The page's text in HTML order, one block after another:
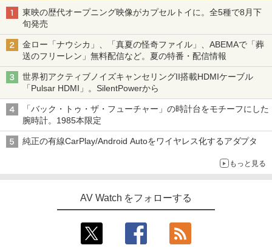
東映の歴代オープニング映像がカプセルトイに。全5種で8月下
旬発売
金ロー「ナウシカ」、「真夏の怪奇ファイル」、ABEMAで「葬
送のフリーレン」無料配信など。夏の特番・配信情報
世界初アクティブノイズキャンセリングII搭載HDMIケーブル
「Pulsar HDMI」。SilentPowerから
「バック・トゥ・ザ・フューチャー」の時計台をモチーフにした
腕時計。1985本限定
純正の有線CarPlay/Android Autoをワイヤレス化するアダプタ
もっと見る
AV Watch をフォローする